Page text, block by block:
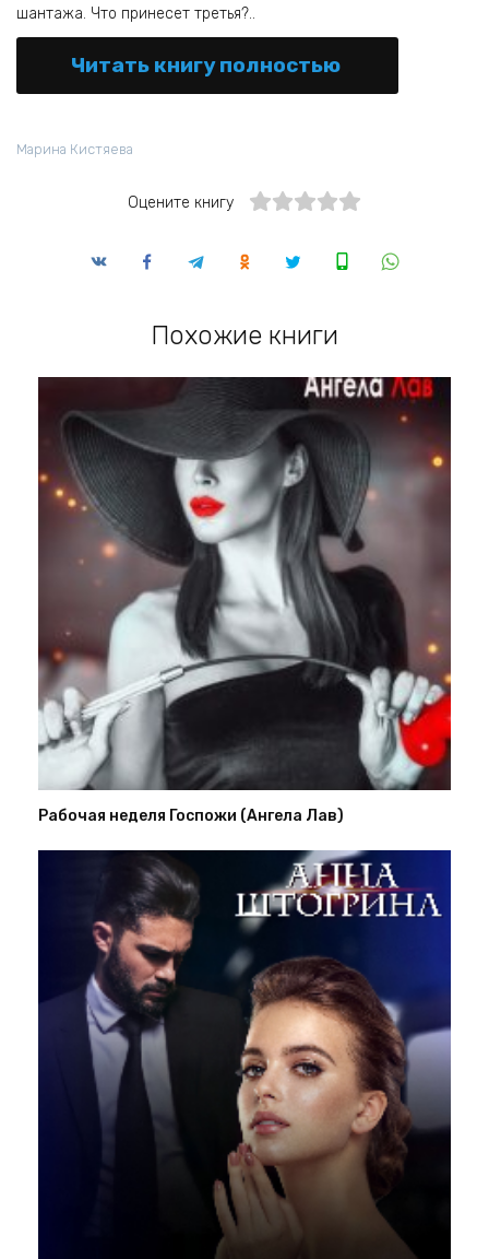
шантажа. Что принесет третья?..
Читать книгу полностью
Марина Кистяева
Оцените книгу
Похожие книги
Рабочая неделя Госпожи (Ангела Лав)